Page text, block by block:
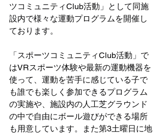
ツコミュニティClub活動」として同施
設内で様々な運動プログラムを開催し
ております。
「スポーツコミュニティClub活動」で
はVRスポーツ体験や最新の運動機器を
使って、運動を苦手に感じている子で
も誰でも楽しく参加できるプログラム
の実施や、施設内の人工芝グラウンド
の中で自由にボール遊びができる場所
も用意しています。また第3土曜日に地